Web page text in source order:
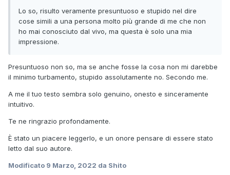
Lo so, risulto veramente presuntuoso e stupido nel dire
cose simili a una persona molto più grande di me che non
ho mai conosciuto dal vivo, ma questa è solo una mia
impressione.
Presuntuoso non so, ma se anche fosse la cosa non mi darebbe
il minimo turbamento, stupido assolutamente no. Secondo me.
A me il tuo testo sembra solo genuino, onesto e sinceramente
intuitivo.
Te ne ringrazio profondamente.
È stato un piacere leggerlo, e un onore pensare di essere stato
letto dal suo autore.
Modificato 9 Marzo, 2022 da Shito